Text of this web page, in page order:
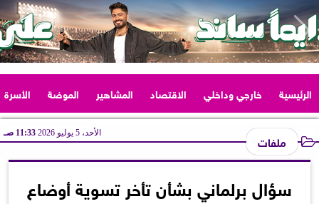
الرئيسية خارجي وداخلي الاقتصاد المشاهير الموضة الأسرة
ملفات الأحد، 5 يوليو 2026 11:33 صـ
سؤال برلماني بشأن تأخر تسوية أوضاع